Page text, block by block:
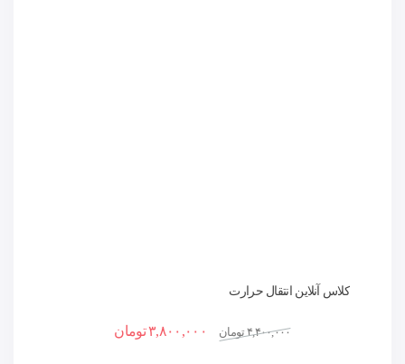
کلاس آنلاین انتقال حرارت
۴,۴۰۰,۰۰۰تومان ۳,۸۰۰,۰۰۰تومان